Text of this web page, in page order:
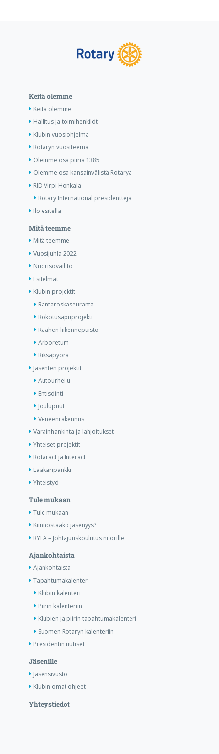
Keitä olemme
Keitä olemme
Hallitus ja toimihenkilöt
Klubin vuosiohjelma
Rotaryn vuositeema
Olemme osa piiriä 1385
Olemme osa kansainvälistä Rotarya
RID Virpi Honkala
Rotary International presidenttejä
Ilo esitellä
Mitä teemme
Mitä teemme
Vuosijuhla 2022
Nuorisovaihto
Esitelmät
Klubin projektit
Rantaroskaseuranta
Rokotusapuprojekti
Raahen liikennepuisto
Arboretum
Riksapyörä
Jäsenten projektit
Autourheilu
Entisöinti
Joulupuut
Veneenrakennus
Varainhankinta ja lahjoitukset
Yhteiset projektit
Rotaract ja Interact
Lääkäripankki
Yhteistyö
Tule mukaan
Tule mukaan
Kiinnostaako jäsenyys?
RYLA – Johtajuuskoulutus nuorille
Ajankohtaista
Ajankohtaista
Tapahtumakalenteri
Klubin kalenteri
Piirin kalenteriin
Klubien ja piirin tapahtumakalenteri
Suomen Rotaryn kalenteriin
Presidentin uutiset
Jäsenille
Jäsensivusto
Klubin omat ohjeet
Yhteystiedot